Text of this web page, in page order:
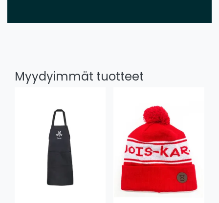
Myydyimmät tuotteet